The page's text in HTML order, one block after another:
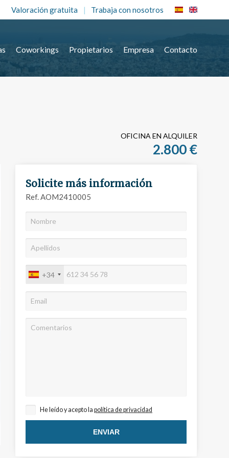
Valoración gratuita Trabaja con nosotros
Coworkings Propietarios Empresa Contacto
OFICINA EN ALQUILER
2.800 €
Solicite más información
Ref. AOM2410005
+34
He leído y acepto la política de privacidad